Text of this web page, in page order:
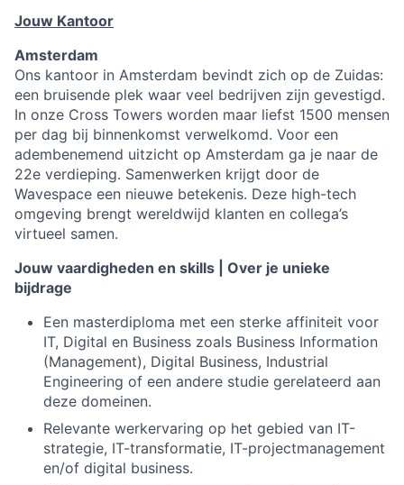
Jouw Kantoor
Amsterdam
Ons kantoor in Amsterdam bevindt zich op de Zuidas:
een bruisende plek waar veel bedrijven zijn gevestigd.
In onze Cross Towers worden maar liefst 1500 mensen
per dag bij binnenkomst verwelkomd. Voor een
adembenemend uitzicht op Amsterdam ga je naar de
22e verdieping. Samenwerken krijgt door de
Wavespace een nieuwe betekenis. Deze high-tech
omgeving brengt wereldwijd klanten en collega’s
virtueel samen.
Jouw vaardigheden en skills | Over je unieke
bijdrage
Een masterdiploma met een sterke affiniteit voor
IT, Digital en Business zoals Business Information
(Management), Digital Business, Industrial
Engineering of een andere studie gerelateerd aan
deze domeinen.
Relevante werkervaring op het gebied van IT-
strategie, IT-transformatie, IT-projectmanagement
en/of digital business.